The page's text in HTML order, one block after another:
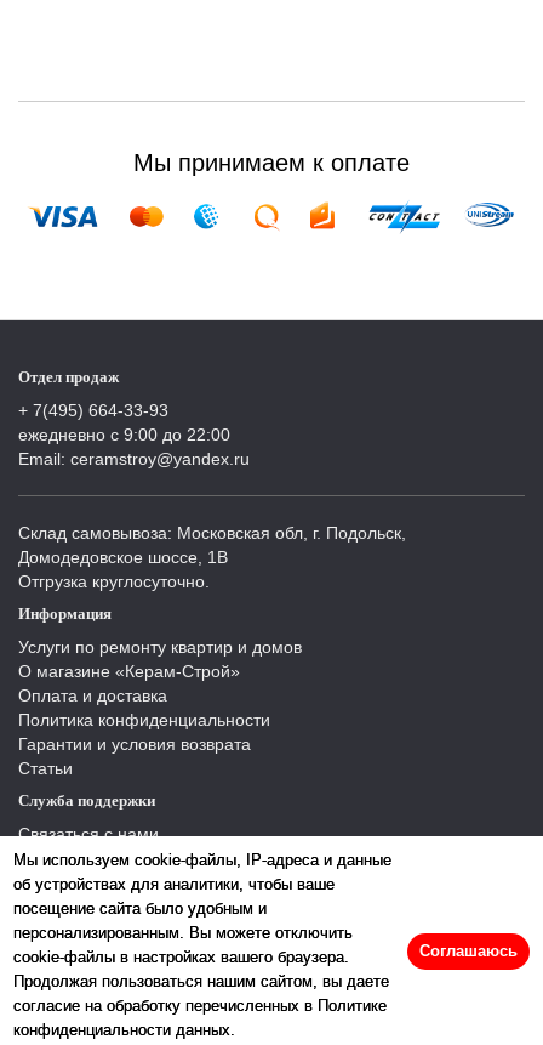
Мы используем cookie-файлы, IP-адреса и данные
об устройствах для аналитики, чтобы ваше
посещение сайта было удобным и
персонализированным. Вы можете отключить
cookie-файлы в настройках вашего браузера.
Продолжая пользоваться нашим сайтом, вы даете
согласие на обработку перечисленных в Политике
конфиденциальности данных.
Соглашаюсь
Мы принимаем к оплате
Отдел продаж
+ 7(495) 664-33-93
ежедневно с 9:00 до 22:00
Email: ceramstroy@yandex.ru
Склад самовывоза: Московская обл, г. Подольск,
Домодедовское шоссе, 1В
Отгрузка круглосуточно.
Информация
Услуги по ремонту квартир и домов
О магазине «Керам-Строй»
Оплата и доставка
Политика конфиденциальности
Гарантии и условия возврата
Статьи
Служба поддержки
Связаться с нами
Отзывы
Производители
Карта сайта
2026 © «Керамстрой»